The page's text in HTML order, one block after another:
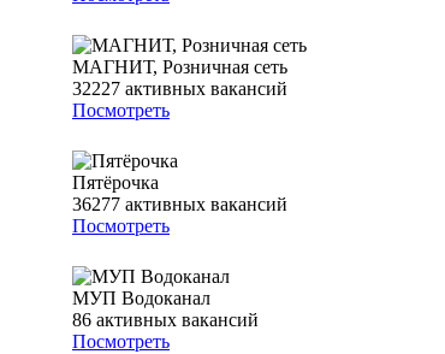
МАГНИТ, Розничная сеть
32227 активных вакансий
Посмотреть
Пятёрочка
36277 активных вакансий
Посмотреть
МУП Водоканал
86 активных вакансий
Посмотреть